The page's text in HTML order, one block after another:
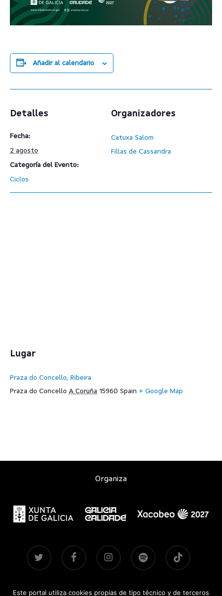
Añadir al calendario
Detalles
Fecha:
2 agosto
Categoría del Evento:
Ciclos
Organizadores
Catuxa Salom
Fillas de Cassandra
Lugar
Praza do Concello, Ribeira
Praza do Concello A Coruña 15960 Spain + Google Map
Organiza
twitter facebook instagram spotify tiktok
Este portal utiliza cookies propias de tipo técnico y de terceros